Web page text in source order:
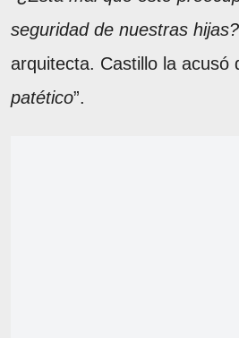
seguridad de nuestras hijas?
arquitecta. Castillo la acusó
patético”.